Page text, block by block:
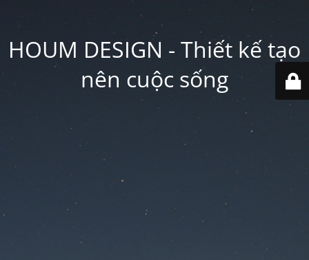
HOUM DESIGN - Thiết kế tạo
nên cuộc sống